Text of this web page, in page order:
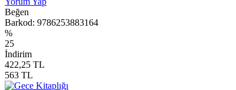
Beğen
Barkod: 9786253883164
%
25
İndirim
422,25 TL
563 TL